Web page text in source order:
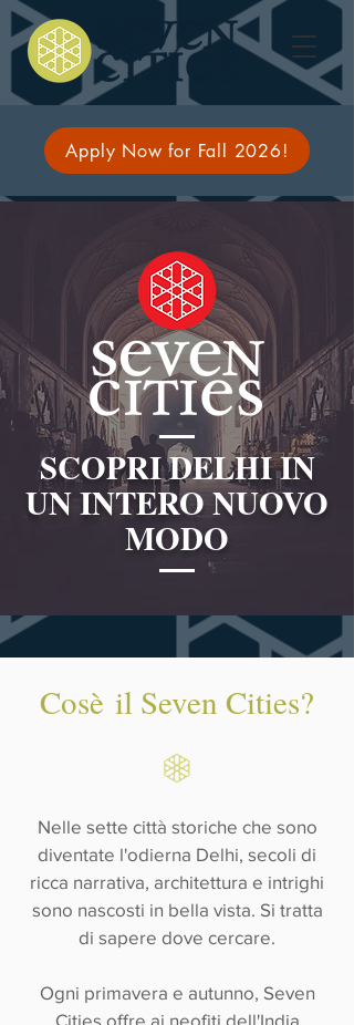
Apply Now for Fall 2026!
SCOPRI DELHI IN
UN INTERO NUOVO
MODO
Cosè il Seven Cities?
Nelle sette città storiche che sono
diventate l'odierna Delhi, secoli di
ricca narrativa, architettura e intrighi
sono nascosti in bella vista. Si tratta
di sapere dove cercare.
Ogni primavera e autunno, Seven
Cities offre ai neofiti dell'India